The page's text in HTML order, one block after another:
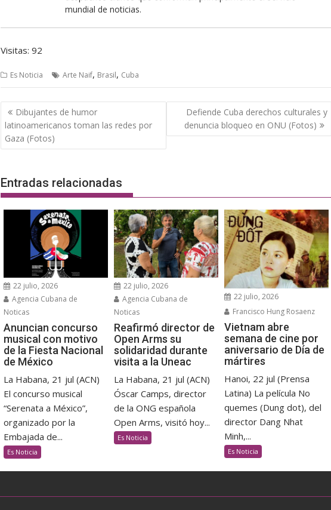
mundial de noticias.
Visitas: 92
Es Noticia Arte Naif, Brasil, Cuba
Navegación
de
entradas
Dibujantes de humor
latinoamericanos toman las redes por
Gaza (Fotos)
Defiende Cuba derechos culturales y
denuncia bloqueo en ONU (Fotos)
Entradas relacionadas
22 julio, 2026
Agencia Cubana de
Noticas
Anuncian concurso
musical con motivo
de la Fiesta Nacional
de México
La Habana, 21 jul (ACN)
El concurso musical
“Serenata a México”,
organizado por la
Embajada de...
Es Noticia
22 julio, 2026
Agencia Cubana de
Noticas
Reafirmó director de
Open Arms su
solidaridad durante
visita a la Uneac
La Habana, 21 jul (ACN)
Óscar Camps, director
de la ONG española
Open Arms, visitó hoy...
Es Noticia
22 julio, 2026
Francisco Hung Rosaenz
Vietnam abre
semana de cine por
aniversario de Día de
mártires
Hanoi, 22 jul (Prensa
Latina) La película No
quemes (Dung dot), del
director Dang Nhat
Minh,...
Es Noticia